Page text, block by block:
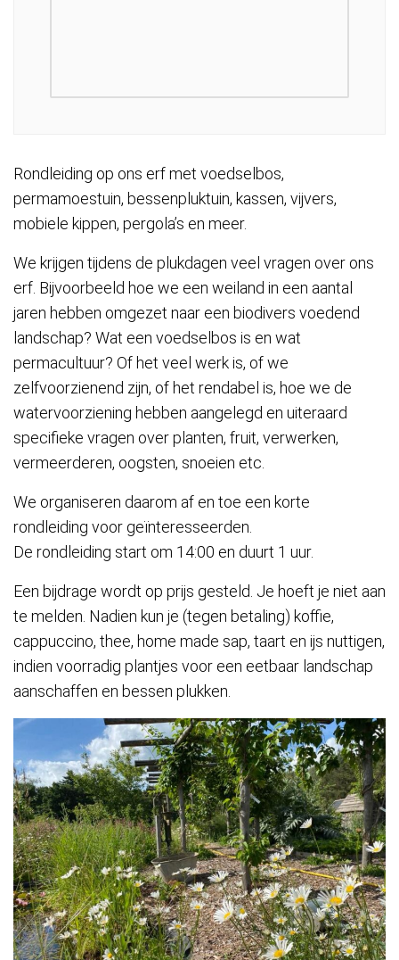
Rondleiding op ons erf met voedselbos,
permamoestuin, bessenpluktuin, kassen, vijvers,
mobiele kippen, pergola’s en meer.
We krijgen tijdens de plukdagen veel vragen over ons
erf. Bijvoorbeeld hoe we een weiland in een aantal
jaren hebben omgezet naar een biodivers voedend
landschap? Wat een voedselbos is en wat
permacultuur? Of het veel werk is, of we
zelfvoorzienend zijn, of het rendabel is, hoe we de
watervoorziening hebben aangelegd en uiteraard
specifieke vragen over planten, fruit, verwerken,
vermeerderen, oogsten, snoeien etc.
We organiseren daarom af en toe een korte
rondleiding voor geïnteresseerden.
De rondleiding start om 14:00 en duurt 1 uur.
Een bijdrage wordt op prijs gesteld. Je hoeft je niet aan
te melden. Nadien kun je (tegen betaling) koffie,
cappuccino, thee, home made sap, taart en ijs nuttigen,
indien voorradig plantjes voor een eetbaar landschap
aanschaffen en bessen plukken.